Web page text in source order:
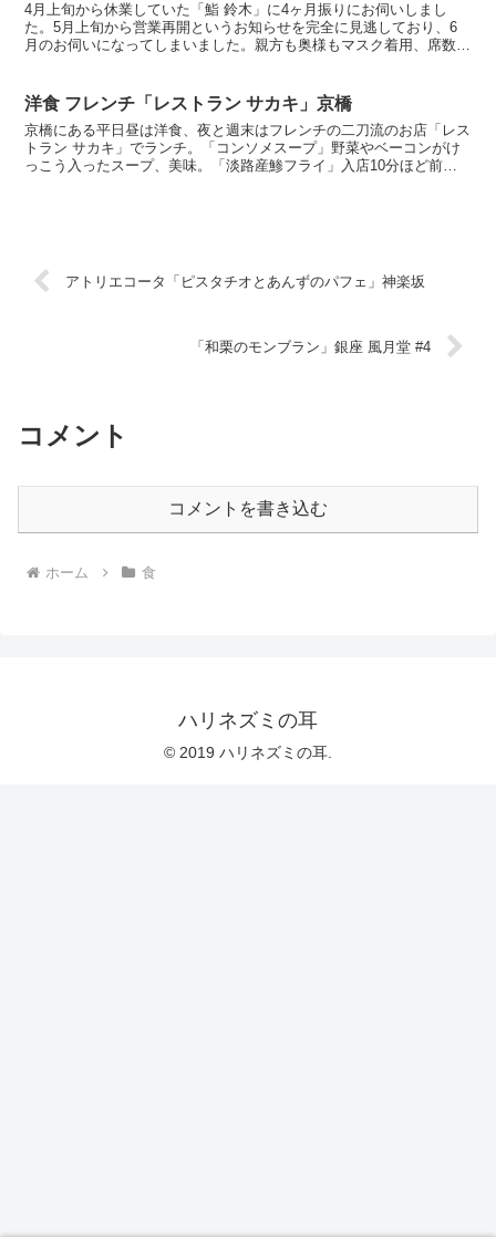
4月上旬から休業していた「鮨 鈴木」に4ヶ月振りにお伺いしまし
た。5月上旬から営業再開というお知らせを完全に見逃しており、6
月のお伺いになってしまいました。親方も奥様もマスク着用、席数も
洋食 フレンチ「レストラン サカキ」京橋
京橋にある平日昼は洋食、夜と週末はフレンチの二刀流のお店「レス
トラン サカキ」でランチ。「コンソメスープ」野菜やベーコンがけ
っこう入ったスープ、美味。「淡路産鯵フライ」入店10分ほど前に
アトリエコータ「ピスタチオとあんずのパフェ」神楽坂
「和栗のモンブラン」銀座 風月堂 #4
コメント
コメントを書き込む
ホーム 食
ハリネズミの耳
© 2019 ハリネズミの耳.